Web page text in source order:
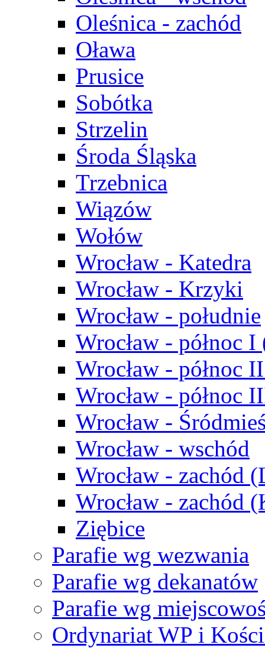
Oleśnica - zachód
Oława
Prusice
Sobótka
Strzelin
Środa Śląska
Trzebnica
Wiązów
Wołów
Wrocław - Katedra
Wrocław - Krzyki
Wrocław - południe
Wrocław - północ
Wrocław - północ
Wrocław - północ
Wrocław -
Wrocław - wschód
Wrocław - zachód
Wrocław - zachód
Ziębice
Parafie wg wezwania
Parafie wg dekanatów
Parafie wg
Ordynariat WP i